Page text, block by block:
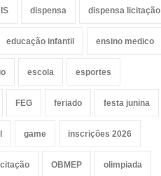
dispensa dispensa licitação
educação infantil ensino medico
escola esportes
FEG feriado festa junina
game inscrições 2026
OBMEP olimpiada